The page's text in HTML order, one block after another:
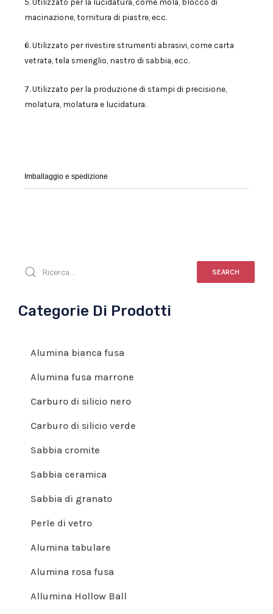
macinazione, tornitura di piastre, ecc.
6. Utilizzato per rivestire strumenti abrasivi, come carta
vetrata, tela smeriglio, nastro di sabbia, ecc.
7. Utilizzato per la produzione di stampi di precisione,
molatura, molatura e lucidatura.
Imballaggio e spedizione
SEARCH
Categorie Di Prodotti
Alumina bianca fusa
Alumina fusa marrone
Carburo di silicio nero
Carburo di silicio verde
Sabbia cromite
Sabbia ceramica
Sabbia di granato
Perle di vetro
Alumina tabulare
Alumina rosa fusa
Allumina Hollow Ball